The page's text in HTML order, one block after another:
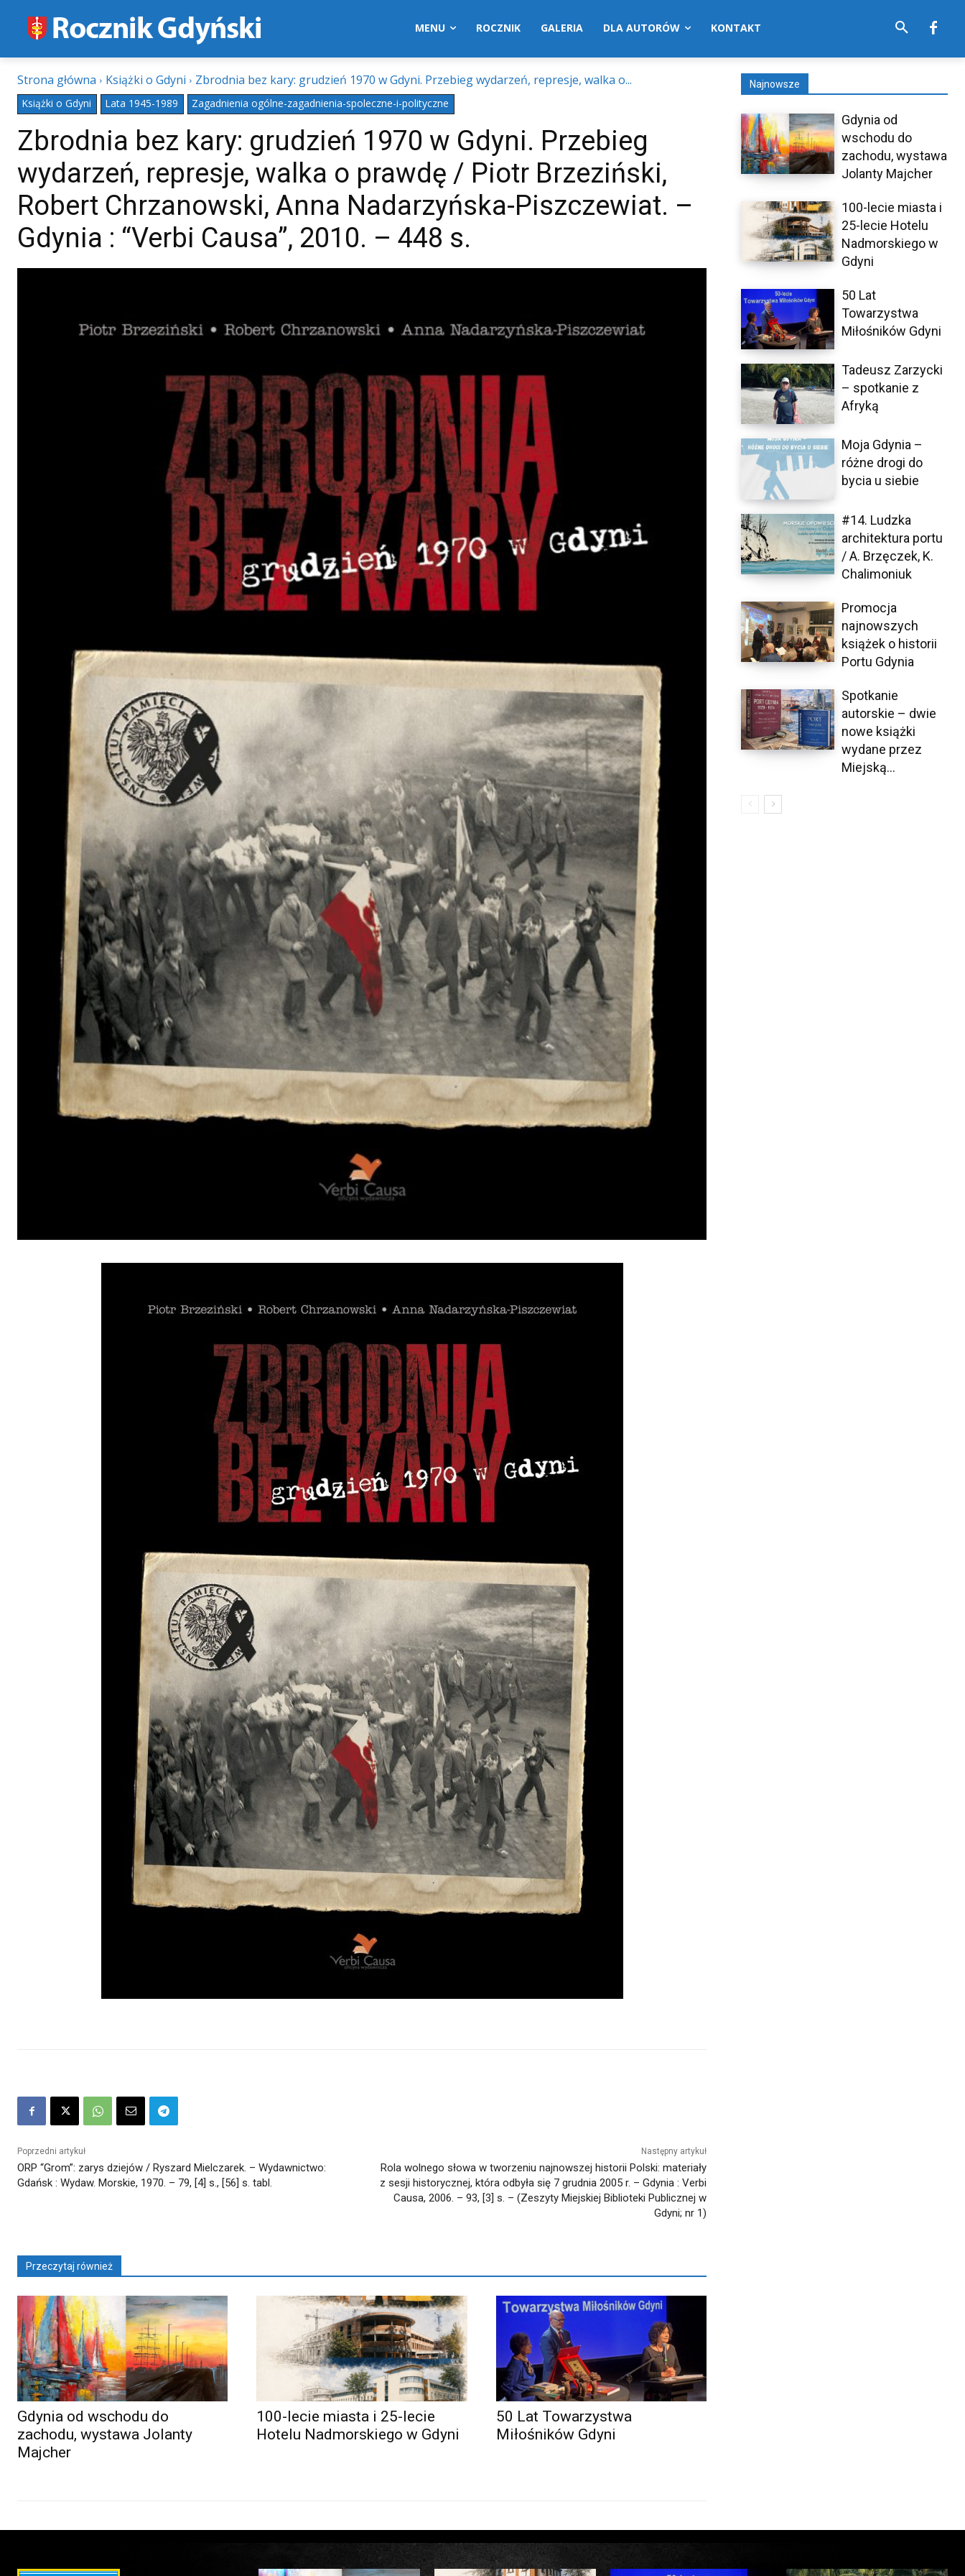
MENU ROCZNIK GALERIA DLA AUTORÓW KONTAKT
Strona główna Książki o Gdyni Zbrodnia bez kary: grudzień 1970 w Gdyni. Przebieg wydarzeń, represje, walka o...
Książki o Gdyni Lata 1945-1989 Zagadnienia ogólne-zagadnienia-spoleczne-i-polityczne
Zbrodnia bez kary: grudzień 1970 w Gdyni. Przebieg
wydarzeń, represje, walka o prawdę / Piotr Brzeziński,
Robert Chrzanowski, Anna Nadarzyńska-Piszczewiat. –
Gdynia : “Verbi Causa”, 2010. – 448 s.
Poprzedni artykuł
ORP “Grom”: zarys dziejów / Ryszard Mielczarek. – Wydawnictwo:
Gdańsk : Wydaw. Morskie, 1970. – 79, [4] s., [56] s. tabl.
Następny artykuł
Rola wolnego słowa w tworzeniu najnowszej historii Polski: materiały
z sesji historycznej, która odbyła się 7 grudnia 2005 r. – Gdynia : Verbi
Causa, 2006. – 93, [3] s. – (Zeszyty Miejskiej Biblioteki Publicznej w
Gdyni; nr 1)
Przeczytaj również
Gdynia od wschodu do
zachodu, wystawa Jolanty
Majcher
100-lecie miasta i 25-lecie
Hotelu Nadmorskiego w Gdyni
50 Lat Towarzystwa
Miłośników Gdyni
Najnowsze
Gdynia od
wschodu do
zachodu, wystawa
Jolanty Majcher
100-lecie miasta i
25-lecie Hotelu
Nadmorskiego w
Gdyni
50 Lat
Towarzystwa
Miłośników Gdyni
Tadeusz Zarzycki
– spotkanie z
Afryką
Moja Gdynia –
różne drogi do
bycia u siebie
#14. Ludzka
architektura portu
/ A. Brzęczek, K.
Chalimoniuk
Promocja
najnowszych
książek o historii
Portu Gdynia
Spotkanie
autorskie – dwie
nowe książki
wydane przez
Miejską...